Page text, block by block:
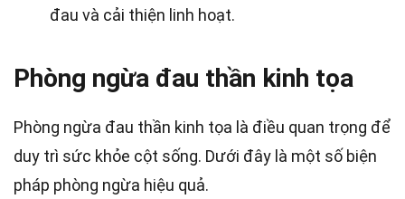
đau và cải thiện linh hoạt.
Phòng ngừa đau thần kinh tọa
Phòng ngừa đau thần kinh tọa là điều quan trọng để
duy trì sức khỏe cột sống. Dưới đây là một số biện
pháp phòng ngừa hiệu quả.